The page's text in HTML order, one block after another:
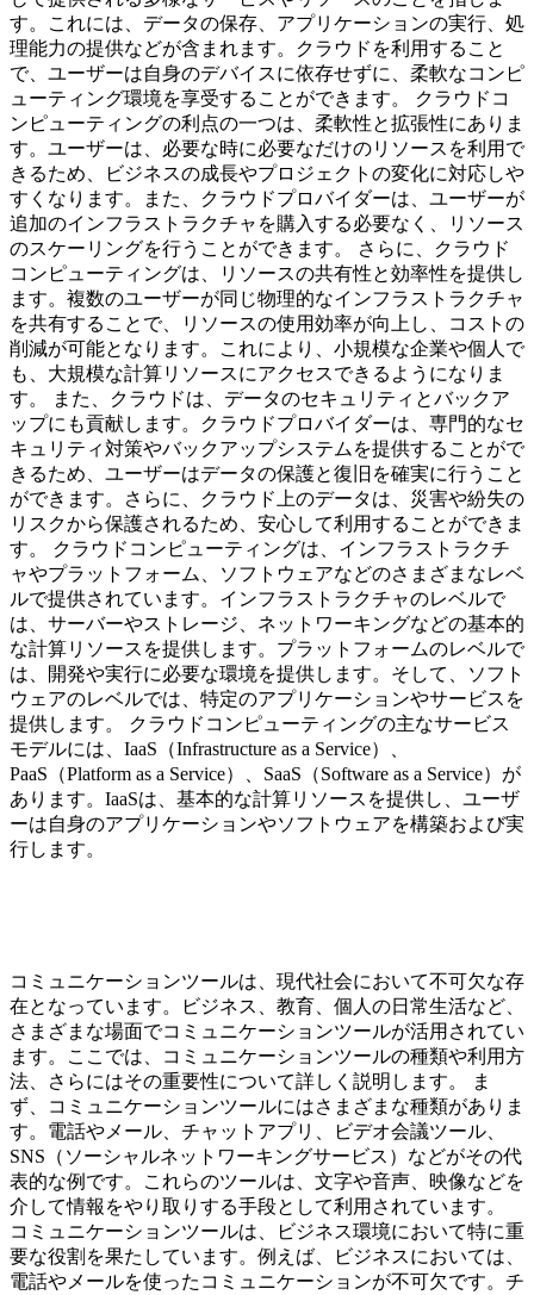
す。これには、データの保存、アプリケーションの実行、処
理能力の提供などが含まれます。クラウドを利用すること
で、ユーザーは自身のデバイスに依存せずに、柔軟なコンピ
ューティング環境を享受することができます。 クラウドコ
ンピューティングの利点の一つは、柔軟性と拡張性にありま
す。ユーザーは、必要な時に必要なだけのリソースを利用で
きるため、ビジネスの成長やプロジェクトの変化に対応しや
すくなります。また、クラウドプロバイダーは、ユーザーが
追加のインフラストラクチャを購入する必要なく、リソース
のスケーリングを行うことができます。 さらに、クラウド
コンピューティングは、リソースの共有性と効率性を提供し
ます。複数のユーザーが同じ物理的なインフラストラクチャ
を共有することで、リソースの使用効率が向上し、コストの
削減が可能となります。これにより、小規模な企業や個人で
も、大規模な計算リソースにアクセスできるようになりま
す。 また、クラウドは、データのセキュリティとバックア
ップにも貢献します。クラウドプロバイダーは、専門的なセ
キュリティ対策やバックアップシステムを提供することがで
きるため、ユーザーはデータの保護と復旧を確実に行うこと
ができます。さらに、クラウド上のデータは、災害や紛失の
リスクから保護されるため、安心して利用することができま
す。 クラウドコンピューティングは、インフラストラクチ
ャやプラットフォーム、ソフトウェアなどのさまざまなレベ
ルで提供されています。インフラストラクチャのレベルで
は、サーバーやストレージ、ネットワーキングなどの基本的
な計算リソースを提供します。プラットフォームのレベルで
は、開発や実行に必要な環境を提供します。そして、ソフト
ウェアのレベルでは、特定のアプリケーションやサービスを
提供します。 クラウドコンピューティングの主なサービス
モデルには、IaaS（Infrastructure as a Service）、
PaaS（Platform as a Service）、SaaS（Software as a Service）が
あります。IaaSは、基本的な計算リソースを提供し、ユーザ
ーは自身のアプリケーションやソフトウェアを構築および実
行します。
コミュニケーションツールは、現代社会において不可欠な存
在となっています。ビジネス、教育、個人の日常生活など、
さまざまな場面でコミュニケーションツールが活用されてい
ます。ここでは、コミュニケーションツールの種類や利用方
法、さらにはその重要性について詳しく説明します。 ま
ず、コミュニケーションツールにはさまざまな種類がありま
す。電話やメール、チャットアプリ、ビデオ会議ツール、
SNS（ソーシャルネットワーキングサービス）などがその代
表的な例です。これらのツールは、文字や音声、映像などを
介して情報をやり取りする手段として利用されています。
コミュニケーションツールは、ビジネス環境において特に重
要な役割を果たしています。例えば、ビジネスにおいては、
電話やメールを使ったコミュニケーションが不可欠です。チ